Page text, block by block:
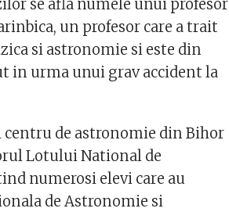
se afla numele unui profesor
un profesor care a trait
si astronomie si este din
in urma unui grav accident la
de astronomie din Bihor
Lotului National de
numerosi elevi care au
de Astronomie si